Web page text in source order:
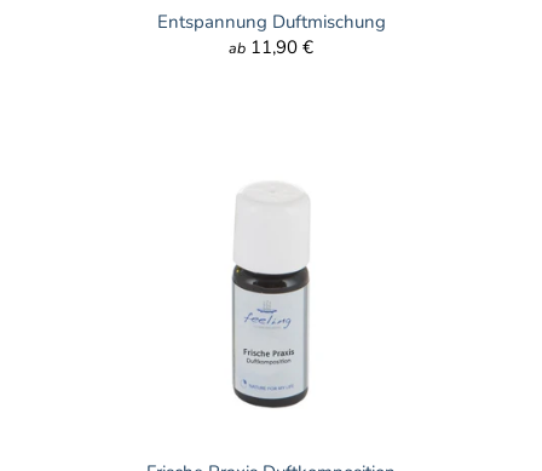
Entspannung Duftmischung
ab 11,90 €